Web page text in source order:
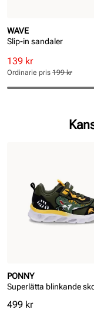
WAVE
Slip-in sandaler
Rabatterat
pris
Pris
139 kr
Ordinarie
pris
Pris
Ordinarie pris 199 kr
PONNY
Superlätta blinkande
Pris
499 kr